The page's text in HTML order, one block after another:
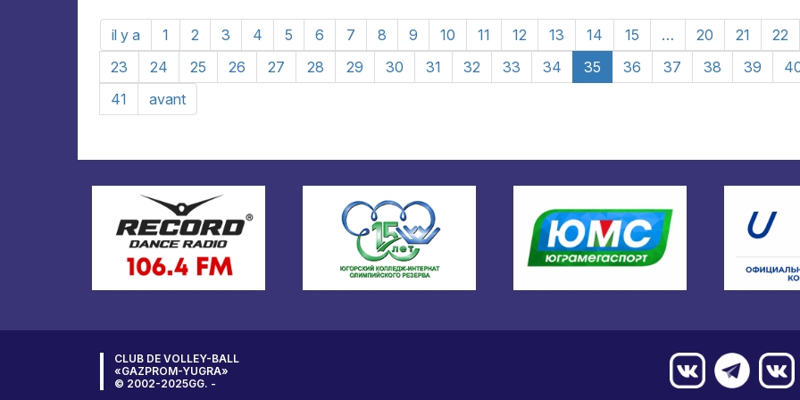
il y a 1 2 3 4 5 6 7 8 9 10 11 12 13 14 15 … 20 21
22
23
24 25 26 27 28 29 30 31 32 33 34 35 36 37 38 39
41
avant
CLUB DE VOLLEY-BALL
«GAZPROM-YUGRA»
© 2002-2025GG. -